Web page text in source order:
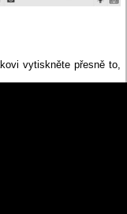
vytiskněte přesně to,